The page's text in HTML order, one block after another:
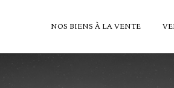
NOS BIENS À LA VENTE